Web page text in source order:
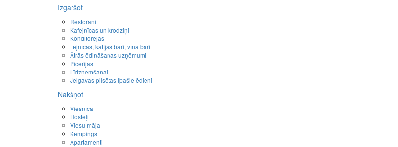
Izgaršot
Restorāni
Kafejnīcas un krodziņi
Konditorejas
Tējnīcas, kafijas bāri, vīna bāri
Ātrās ēdināšanas uzņēmumi
Picērijas
Līdzņemšanai
Jelgavas pilsētas īpašie ēdieni
Nakšņot
Viesnīca
Hosteļi
Viesu māja
Kempings
Apartamenti